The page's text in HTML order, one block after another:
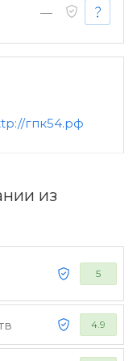
из
5
4.9
—
гпк54.рф